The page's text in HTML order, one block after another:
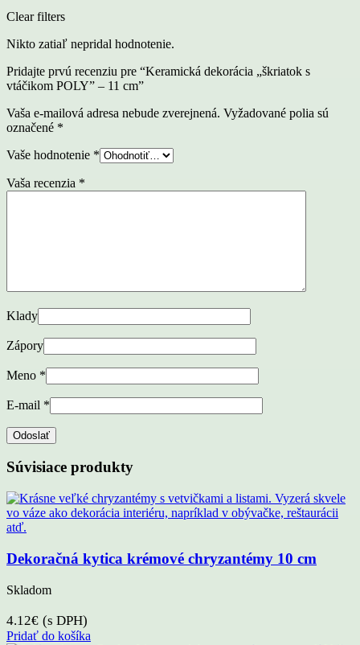
Clear filters
Nikto zatiaľ nepridal hodnotenie.
Pridajte prvú recenziu pre “Keramická dekorácia „škriatok s
vtáčikom POLY” – 11 cm”
Vaša e-mailová adresa nebude zverejnená. Vyžadované polia sú
označené *
Vaše hodnotenie *
Vaša recenzia *
Klady
Zápory
Meno *
E-mail *
Súvisiace produkty
Dekoračná kytica krémové chryzantémy 10 cm
Skladom
4.12€ (s DPH)
Pridať do košíka